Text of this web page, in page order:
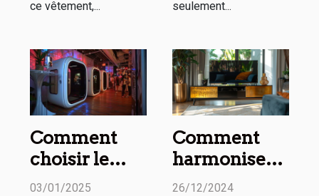
ce vêtement,...
seulement...
Comment
choisir le
meilleur
03/01/2025
Comment
harmoniser
un meuble
26/12/2024